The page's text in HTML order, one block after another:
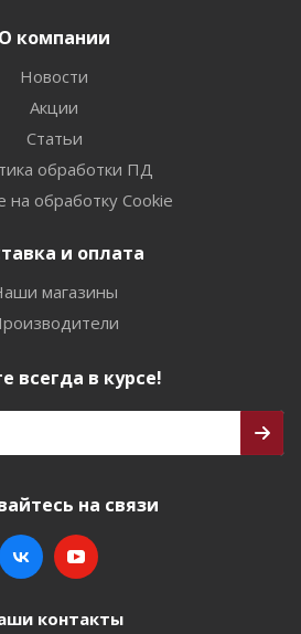
О компании
Новости
Акции
Статьи
обработки ПД
на обработку Cookie
и оплата
магазины
всегда в курсе!
на связи
контакты